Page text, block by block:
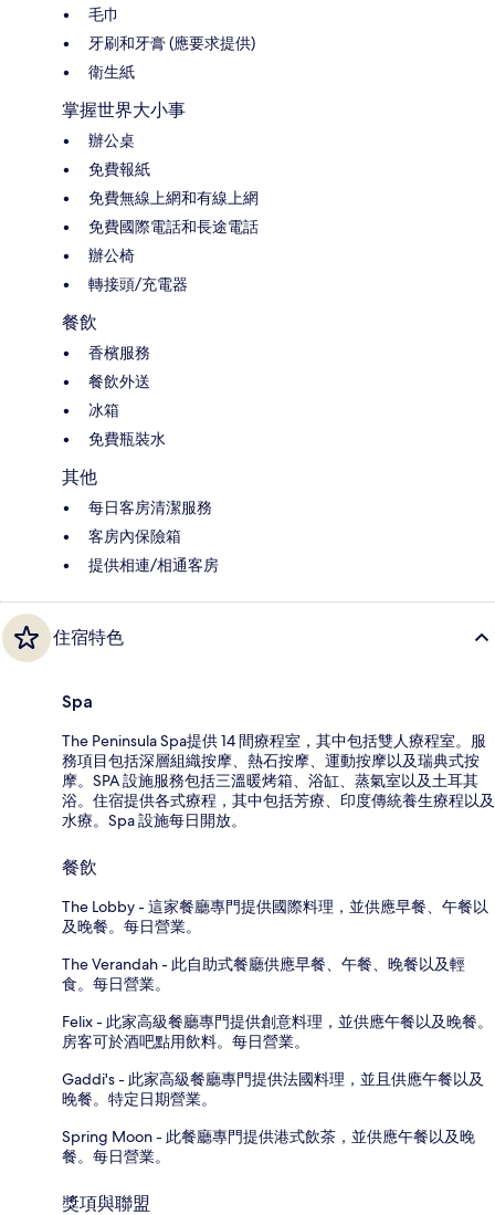
毛巾
牙刷和牙膏 (應要求提供)
衛生紙
掌握世界大小事
辦公桌
免費報紙
免費無線上網和有線上網
免費國際電話和長途電話
辦公椅
轉接頭/充電器
餐飲
香檳服務
餐飲外送
冰箱
免費瓶裝水
其他
每日客房清潔服務
客房內保險箱
提供相連/相通客房
住宿特色
Spa
The Peninsula Spa提供 14 間療程室，其中包括雙人療程室。服
務項目包括深層組織按摩、熱石按摩、運動按摩以及瑞典式按
摩。SPA 設施服務包括三溫暖烤箱、浴缸、蒸氣室以及土耳其
浴。住宿提供各式療程，其中包括芳療、印度傳統養生療程以及
水療。Spa 設施每日開放。
餐飲
The Lobby - 這家餐廳專門提供國際料理，並供應早餐、午餐以
及晚餐。每日營業。
The Verandah - 此自助式餐廳供應早餐、午餐、晚餐以及輕
食。每日營業。
Felix - 此家高級餐廳專門提供創意料理，並供應午餐以及晚餐。
房客可於酒吧點用飲料。每日營業。
Gaddi's - 此家高級餐廳專門提供法國料理，並且供應午餐以及
晚餐。特定日期營業。
Spring Moon - 此餐廳專門提供港式飲茶，並供應午餐以及晚
餐。每日營業。
獎項與聯盟